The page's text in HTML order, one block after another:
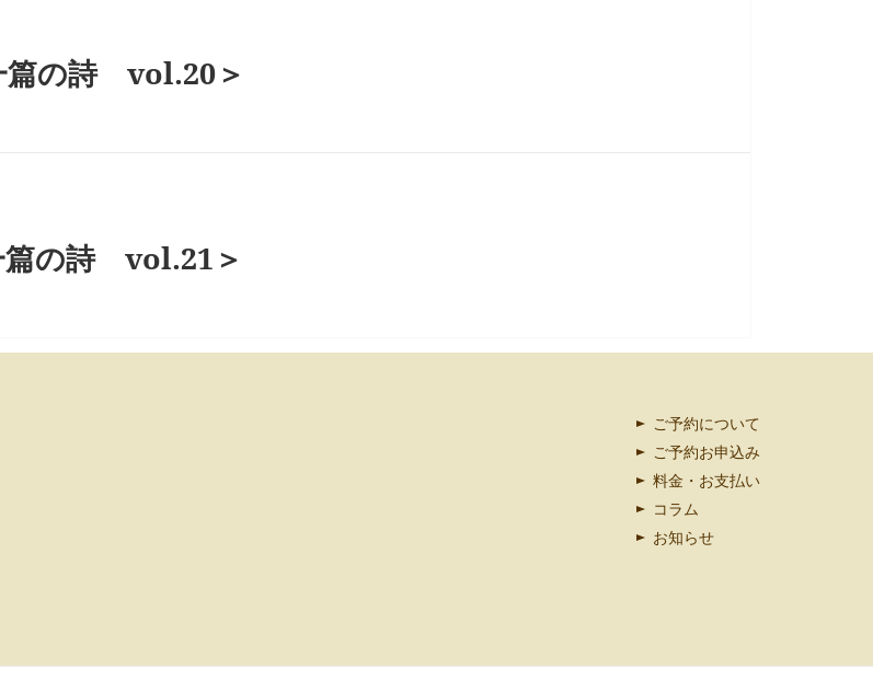
篇の詩 vol.20＞
の詩 vol.21＞
ご予約について
ご予約お申込み
料金・お支払い
コラム
お知らせ